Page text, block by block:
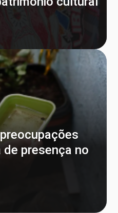
presença no